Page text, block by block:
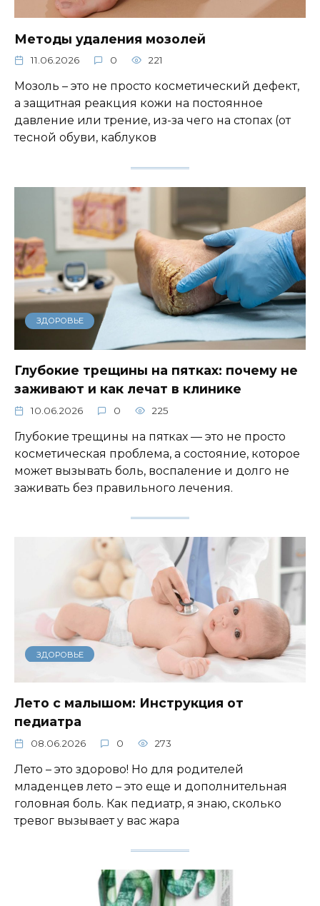
Методы удаления мозолей
11.06.2026 0 221
Мозоль – это не просто косметический дефект,
а защитная реакция кожи на постоянное
давление или трение, из-за чего на стопах (от
тесной обуви, каблуков
ЗДОРОВЬЕ
Глубокие трещины на пятках: почему не
заживают и как лечат в клинике
10.06.2026 0 225
Глубокие трещины на пятках — это не просто
косметическая проблема, а состояние, которое
может вызывать боль, воспаление и долго не
заживать без правильного лечения.
ЗДОРОВЬЕ
Лето с малышом: Инструкция от
педиатра
08.06.2026 0 273
Лето – это здорово! Но для родителей
младенцев лето – это еще и дополнительная
головная боль. Как педиатр, я знаю, сколько
тревог вызывает у вас жара